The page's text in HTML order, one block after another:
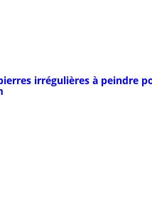
irrégulières à peindre